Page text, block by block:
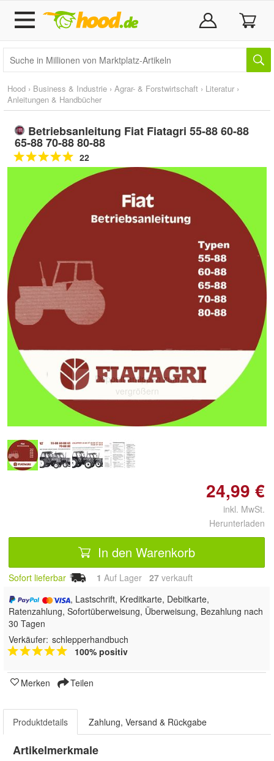
Hood › Business & Industrie › Agrar- & Forstwirtschaft › Literatur ›
Anleitungen & Handbücher
Betriebsanleitung Fiat Fiatagri 55-88 60-88
65-88 70-88 80-88
22
Doppelt antippen zum
vergrößern
24,99 €
inkl. MwSt.
Herunterladen
In den Warenkorb
Sofort lieferbar 1 Auf Lager 27 verkauft
, Lastschrift, Kreditkarte, Debitkarte,
Ratenzahlung, Sofortüberweisung, Überweisung, Bezahlung nach
30 Tagen
Verkäufer: schlepperhandbuch
100% positiv
Merken Teilen
Produktdetails Zahlung, Versand & Rückgabe
Artikelmerkmale